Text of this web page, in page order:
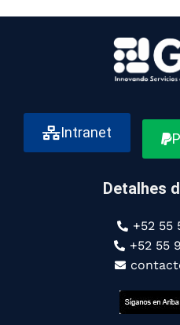
Intranet
Detalhes
+52 55
+52 55